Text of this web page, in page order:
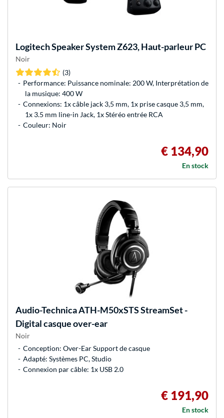
LogitechSpeaker System Z623, Haut-parleur PC
Noir
(3)
Performance: Puissance nominale: 200 W, Interprétation de
la musique: 400 W
Connexions: 1x câble jack 3,5 mm, 1x prise casque 3,5 mm,
1x 3.5 mm line-in Jack, 1x Stéréo entrée RCA
Couleur: Noir
€ 134,90
En stock
Audio-TechnicaATH-M50xSTS StreamSet -
Digital casque over-ear
Noir
Conception: Over-Ear Support de casque
Adapté: Systèmes PC, Studio
Connexion par câble: 1x USB 2.0
€ 191,90
En stock